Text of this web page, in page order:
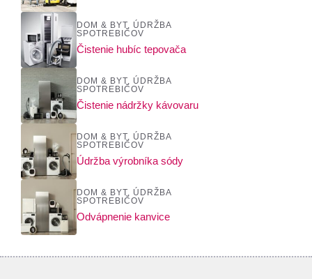
DOM & BYT
ÚDRŽBA
SPOTREBIČOV
Čistenie hubíc tepovača
DOM & BYT
ÚDRŽBA
SPOTREBIČOV
Čistenie nádržky kávovaru
DOM & BYT
ÚDRŽBA
SPOTREBIČOV
Údržba výrobníka sódy
DOM & BYT
ÚDRŽBA
SPOTREBIČOV
Odvápnenie kanvice